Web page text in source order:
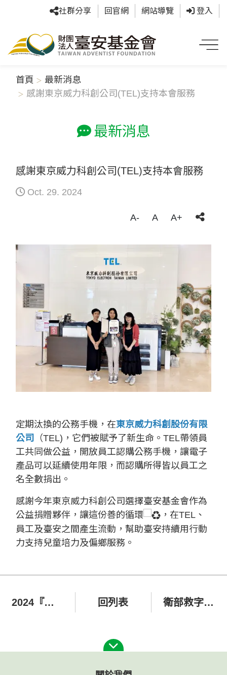
社群分享 回官網 網站導覽 登入
首頁
最新消息
感謝東京威力科創公司(TEL)支持本會服務
最新消息
感謝東京威力科創公司(TEL)支持本會服務
Oct. 29. 2024
A- A A+
定期汰換的公務手機，在東京威力科創股份有限
公司
（TEL)，它們被賦予了新生命。TEL帶領員
工共同做公益，開放員工認購公務手機，讓電子
產品可以延續使用年限，而認購所得皆以員工之
名全數捐出。
感謝今年東京威力科創公司選擇臺安基金會作為
公益捐贈夥伴，讓這份善的循環
，在TEL、
員工及臺安之間產生流動，幫助臺安持續用行動
力支持兒童培力及偏鄉服務。
2024『送愛偏鄉．圓夢計畫』 回列表 衛部救字第1121364644號「美麗人生現在就開始」勸募活動徵信